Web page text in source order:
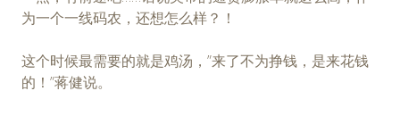
为一个一线码农，还想怎么样？！
这个时候最需要的就是鸡汤，”来了不为挣钱，是来花钱
的！”蒋健说。